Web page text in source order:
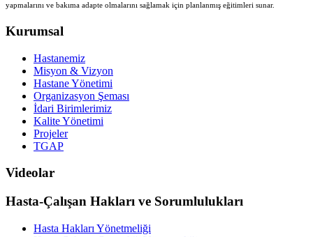
yapmalarını ve bakıma adapte olmalarını sağlamak için planlanmış eğitimleri sunar.
Kurumsal
Hastanemiz
Misyon & Vizyon
Hastane Yönetimi
Organizasyon Şeması
İdari Birimlerimiz
Kalite Yönetimi
Projeler
TGAP
Videolar
Hasta-Çalışan Hakları ve Sorumlulukları
Hasta Hakları Yönetmeliği